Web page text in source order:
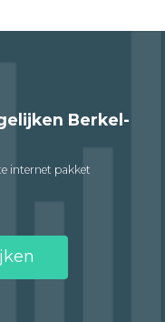
Berkel-
internet pakket